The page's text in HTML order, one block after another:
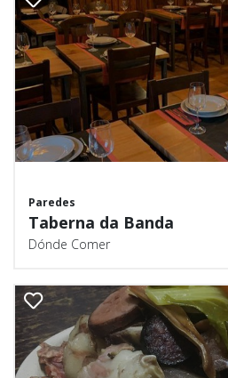
Paredes
Taberna da Banda
Dónde Comer